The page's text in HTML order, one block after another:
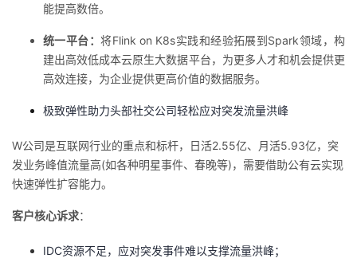
能提高数倍。
统一平台：将Flink on K8s实践和经验拓展到Spark领域，构
建出高效低成本云原生大数据平台，为更多人才和机会提供更
高效连接，为企业提供更高价值的数据服务。
极致弹性助力头部社交公司轻松应对突发流量洪峰
W公司是互联网行业的重点和标杆，日活2.55亿、月活5.93亿，突
发业务峰值流量高(如各种明星事件、春晚等)，需要借助公有云实现
快速弹性扩容能力。
客户核心诉求：
IDC资源不足，应对突发事件难以支撑流量洪峰；